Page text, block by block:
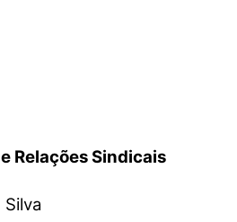
Relações Sindicais